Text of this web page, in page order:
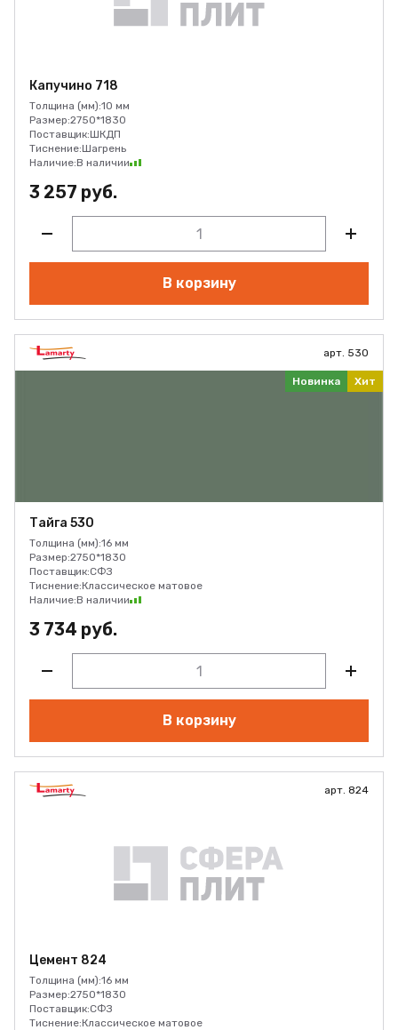
Капучино 718
Толщина (мм):10 мм
Размер:2750*1830
Поставщик:ШКДП
Тиснение:Шагрень
Наличие:В наличии
3 257 руб.
В корзину
арт. 530
Новинка Хит
Тайга 530
Толщина (мм):16 мм
Размер:2750*1830
Поставщик:СФЗ
Тиснение:Классическое матовое
Наличие:В наличии
3 734 руб.
В корзину
арт. 824
Цемент 824
Толщина (мм):16 мм
Размер:2750*1830
Поставщик:СФЗ
Тиснение:Классическое матовое